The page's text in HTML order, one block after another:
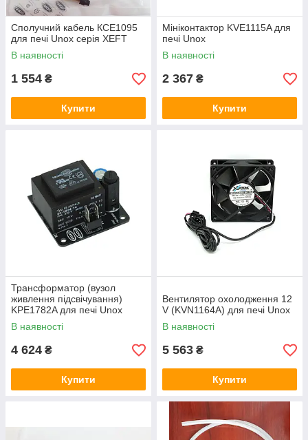
Сполучний кабель КСЕ1095
для печі Unox серія XEFT
В наявності
1 554 ₴
Купити
Мініконтактор KVE1115A для
печі Unox
В наявності
2 367 ₴
Купити
Трансформатор (вузол
живлення підсвічування)
KPE1782A для печі Unox
XEVC / XEBC
В наявності
4 624 ₴
Купити
Вентилятор охолодження 12
V (KVN1164A) для печі Unox
В наявності
5 563 ₴
Купити